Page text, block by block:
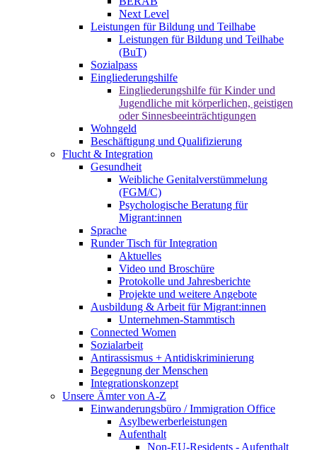
Next Level
Leistungen für Bildung und Teilhabe
Leistungen für Bildung und Teilhabe
(BuT)
Sozialpass
Eingliederungshilfe
Eingliederungshilfe für Kinder und
Jugendliche mit körperlichen, geistigen
oder Sinnesbeeinträchtigungen
Wohngeld
Beschäftigung und Qualifizierung
Flucht & Integration
Gesundheit
Weibliche Genitalverstümmelung
(FGM/C)
Psychologische Beratung für
Migrant:innen
Sprache
Runder Tisch für Integration
Aktuelles
Video und Broschüre
Protokolle und Jahresberichte
Projekte und weitere Angebote
Ausbildung & Arbeit für Migrant:innen
Unternehmen-Stammtisch
Connected Women
Sozialarbeit
Antirassismus + Antidiskriminierung
Begegnung der Menschen
Integrationskonzept
Unsere Ämter von A-Z
Einwanderungsbüro / Immigration Office
Asylbewerberleistungen
Aufenthalt
Non-EU-Residents - Aufenthalt